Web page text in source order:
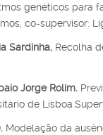
genéticos para
co-supervisor:
Sardinha, Recolha
Jorge Rolim.
de
Modelação da